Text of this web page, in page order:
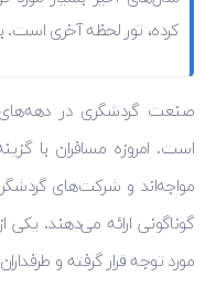
کرده، تور لحظه آخری است.
صنعت گردشگری در
است. امروزه مسافران با
مواجه‌اند و شرکت‌های
گوناگونی ارائه می‌دهند.
مورد توجه قرار گرفته و